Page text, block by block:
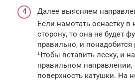
Далее выясняем
Если намотать оснастку в
сторону, то она не будет
правильно, и понадобится
Чтобы вставить леску, и
правильном направлении,
поверхность катушки. На